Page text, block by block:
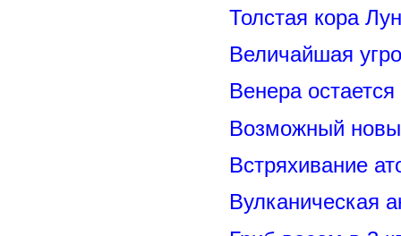
Толстая кора
Величайшая
Венера
Возможный
Встряхивание
Вулканическая